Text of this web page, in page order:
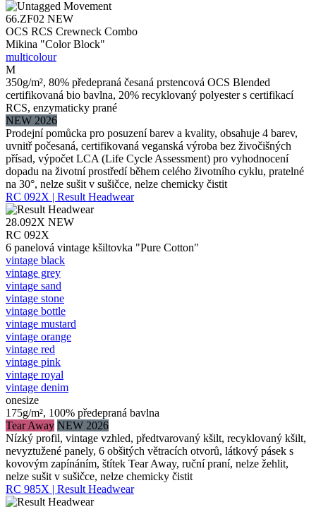
66.ZF02 NEW
OCS RCS Crewneck Combo
Mikina "Color Block"
multicolour
M
350g/m², 80% předepraná česaná prstencová OCS Blended
certifikovaná bio bavlna, 20% recyklovaný polyester s certifikací
RCS, enzymaticky prané
NEW 2026
Prodejní pomůcka pro posuzení barev a kvality, obsahuje 4 barev,
uvnitř počesaná, certifikovaná veganská výroba bez živočišných
přísad, výpočet LCA (Life Cycle Assessment) pro vyhodnocení
dopadu na životní prostředí během celého životního cyklu, pratelné
na 30°, nelze sušit v sušičce, nelze chemicky čistit
RC 092X | Result Headwear
28.092X NEW
RC 092X
6 panelová vintage kšiltovka "Pure Cotton"
vintage black
vintage grey
vintage sand
vintage stone
vintage bottle
vintage mustard
vintage orange
vintage red
vintage pink
vintage royal
vintage denim
onesize
175g/m², 100% předepraná bavlna
Tear Away NEW 2026
Nízký profil, vintage vzhled, předtvarovaný kšilt, recyklovaný kšilt,
nevyztužené panely, 6 obšitých větracích otvorů, látkový pásek s
kovovým zapínáním, štítek Tear Away, ruční praní, nelze žehlit,
nelze sušit v sušičce, nelze chemicky čistit
RC 985X | Result Headwear